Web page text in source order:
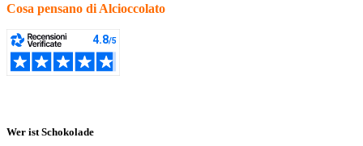
Cosa pensano di Alcioccolato
Wer ist Schokolade